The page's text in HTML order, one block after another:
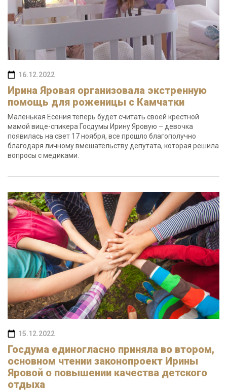
16.12.2022
Ирина Яровая организовала экстренную
помощь для роженицы с Камчатки
Маленькая Есения теперь будет считать своей крестной
мамой вице-спикера Госдумы Ирину Яровую – девочка
появилась на свет 17 ноября, все прошло благополучно
благодаря личному вмешательству депутата, которая решила
вопросы с медиками.
15.12.2022
Госдума единогласно приняла во втором,
основном чтении законопроект Ирины
Яровой о повышении качества детского
отдыха